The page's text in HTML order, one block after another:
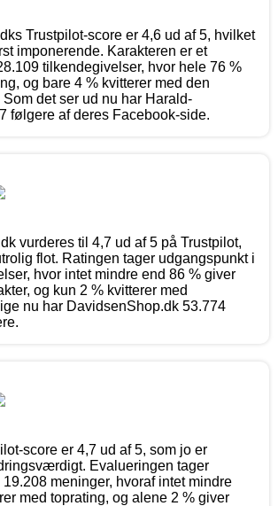
Trustpilot-score er 4,6 ud af 5, hvilket
imponerende. Karakteren er et
tilkendegivelser, hvor hele 76 %
og bare 4 % kvitterer med den
det ser ud nu har Harald-
følgere af deres Facebook-side.
vurderes til 4,7 ud af 5 på Trustpilot,
flot. Ratingen tager udgangspunkt i
hvor intet mindre end 86 % giver
og kun 2 % kvitterer med
nu har DavidsenShop.dk 53.774
score er 4,7 ud af 5, som jo er
Evalueringen tager
meninger, hvoraf intet mindre
med toprating, og alene 2 % giver